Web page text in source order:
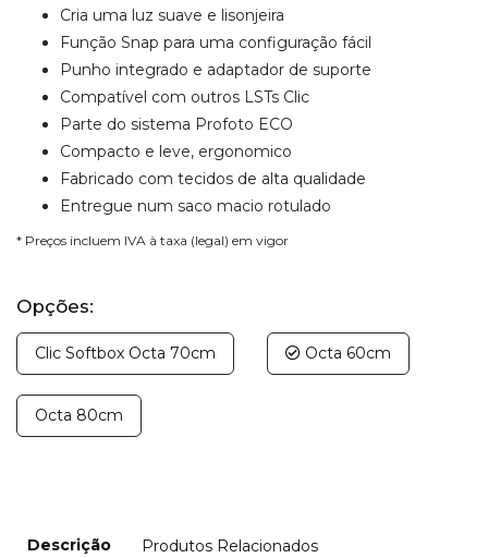
Cria uma luz suave e lisonjeira
Função Snap para uma configuração fácil
Punho integrado e adaptador de suporte
Compatível com outros LSTs Clic
Parte do sistema Profoto ECO
Compacto e leve, ergonomico
Fabricado com tecidos de alta qualidade
Entregue num saco macio rotulado
* Preços incluem IVA à taxa (legal) em vigor
Opções:
Clic Softbox Octa 70cm Octa 60cm
Octa 80cm
Descrição Produtos Relacionados